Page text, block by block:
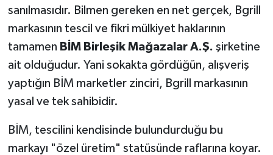
sanılmasıdır. Bilmen gereken en net gerçek, Bgrill
markasının tescil ve fikri mülkiyet haklarının
tamamen BİM Birleşik Mağazalar A.Ş. şirketine
ait olduğudur. Yani sokakta gördüğün, alışveriş
yaptığın BİM marketler zinciri, Bgrill markasının
yasal ve tek sahibidir.
BİM, tescilini kendisinde bulundurduğu bu
markayı "özel üretim" statüsünde raflarına koyar.